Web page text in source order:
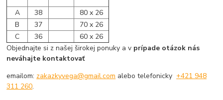
A
38
80 x 26
B
37
70 x 26
C
36
60 x 26
Objednajte si z našej širokej ponuky a v prípade otázok nás
neváhajte kontaktovať
emailom: zakazkyvega@gmail.com alebo telefonicky+421 948
311 260.